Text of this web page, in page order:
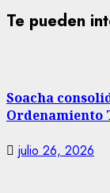
Te pueden
Soacha
Ordenamiento
julio 26, 2026